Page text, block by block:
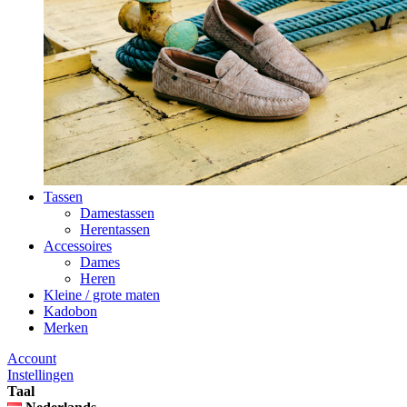
Tassen
Damestassen
Herentassen
Accessoires
Dames
Heren
Kleine / grote maten
Kadobon
Merken
Account
Instellingen
Taal